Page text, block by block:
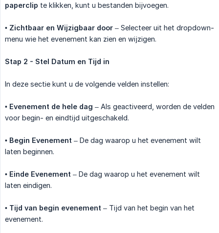
paperclip te klikken, kunt u bestanden bijvoegen.
• Zichtbaar en Wijzigbaar door – Selecteer uit het dropdown-
menu wie het evenement kan zien en wijzigen.
Stap 2 - Stel Datum en Tijd in
In deze sectie kunt u de volgende velden instellen:
• Evenement de hele dag – Als geactiveerd, worden de velden
voor begin- en eindtijd uitgeschakeld.
• Begin Evenement – De dag waarop u het evenement wilt
laten beginnen.
• Einde Evenement – De dag waarop u het evenement wilt
laten eindigen.
• Tijd van begin evenement – Tijd van het begin van het
evenement.